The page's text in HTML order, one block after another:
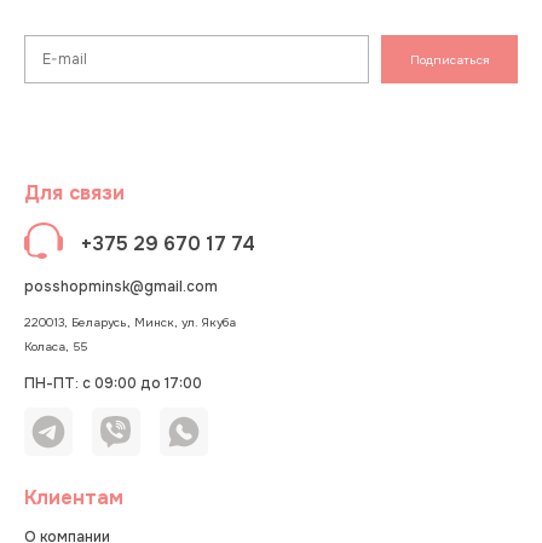
Подписаться
Для связи
+375 29 670 17 74
posshopminsk@gmail.com
220013, Беларусь, Минск, ул. Якуба
Коласа, 55
ПН-ПТ: с 09:00 до 17:00
Клиентам
О компании